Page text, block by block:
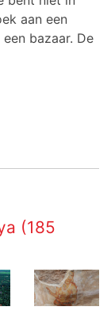
aan een
bazaar. De
(185